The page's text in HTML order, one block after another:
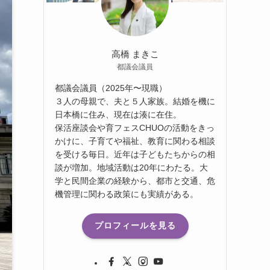
高橋 まきこ
都議会議員
都議会議員（2025年〜現職）
３人の母親で、夫と５人家族。結婚を機に
日本橋に住み、現在は湊に在住。
保活座談会や育フェスCHUOの活動をきっ
かけに、子育てや福祉、教育に関わる相談
を受ける毎日。近年は子どもたちからの相
談が増加。地域活動は20年にわたる。大
学と民間企業の経験から、都市と交通、危
機管理に関わる政策にも実績がある。
プロフィールを見る